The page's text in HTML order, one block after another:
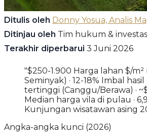
Ditulis oleh Donny Yosua, Analis
Ditinjau oleh Tim hukum &
Terakhir diperbarui 3 Juni 2026
"$250-1.900 Harga lahan $/
Seminyak) · 12-18% Imbal
tertinggi (Canggu/Berawa) ·
Median harga vila di pulau ·
Kunjungan wisatawan asing
Angka-angka kunci (2026)